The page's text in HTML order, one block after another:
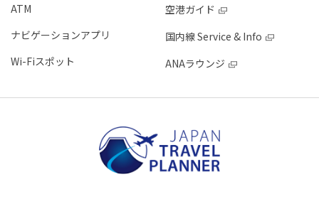
ATM
ナビゲーションアプリ
Wi-Fiスポット
空港ガイド
国内線 Service & Info
ANAラウンジ